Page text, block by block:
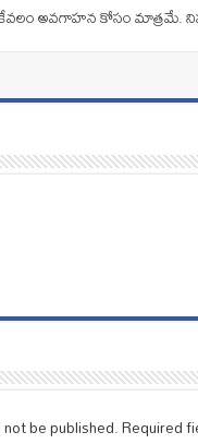
అవగాహన కోసం మాత్రమే.
be published.Required